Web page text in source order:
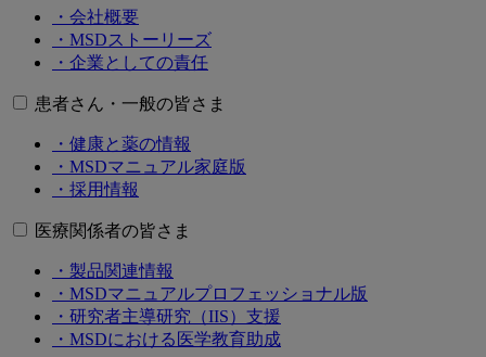
・会社概要
・MSDストーリーズ
・企業としての責任
患者さん・一般の皆さま
・健康と薬の情報
・MSDマニュアル家庭版
・採用情報
医療関係者の皆さま
・製品関連情報
・MSDマニュアルプロフェッショナル版
・研究者主導研究（IIS）支援
・MSDにおける医学教育助成